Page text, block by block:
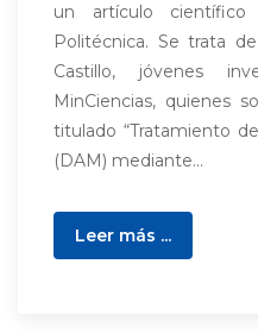
un artículo
Politécnica. Se trata
Castillo, jóvenes
MinCiencias, quienes
titulado “Tratamiento
(DAM) mediante...
Leer más ...